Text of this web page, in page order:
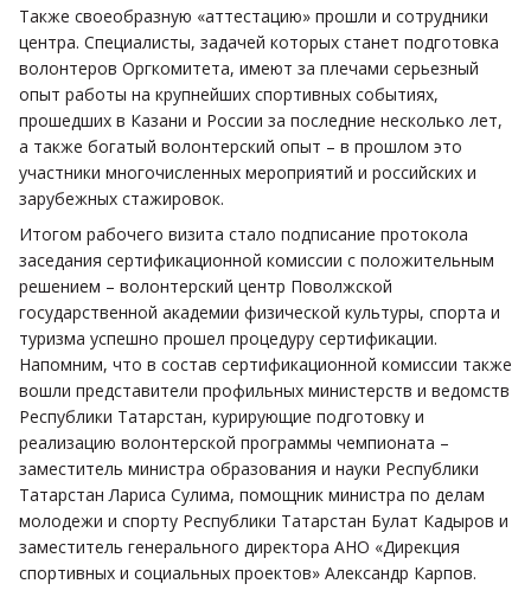
Также своеобразную «аттестацию» прошли и сотрудники
центра. Специалисты, задачей которых станет подготовка
волонтеров Оргкомитета, имеют за плечами серьезный
опыт работы на крупнейших спортивных событиях,
прошедших в Казани и России за последние несколько лет,
а также богатый волонтерский опыт – в прошлом это
участники многочисленных мероприятий и российских и
зарубежных стажировок.
Итогом рабочего визита стало подписание протокола
заседания сертификационной комиссии с положительным
решением – волонтерский центр Поволжской
государственной академии физической культуры, спорта и
туризма успешно прошел процедуру сертификации.
Напомним, что в состав сертификационной комиссии также
вошли представители профильных министерств и ведомств
Республики Татарстан, курирующие подготовку и
реализацию волонтерской программы чемпионата –
заместитель министра образования и науки Республики
Татарстан Лариса Сулима, помощник министра по делам
молодежи и спорту Республики Татарстан Булат Кадыров и
заместитель генерального директора АНО «Дирекция
спортивных и социальных проектов» Александр Карпов.